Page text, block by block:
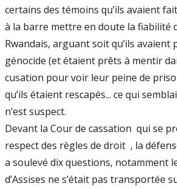
certains des témoins qu’ils avaient
à la barre mettre en doute la fiabilité
Rwandais, ar­guant soit qu’ils avaient
génocide (et étaient prêts à mentir
cusation pour voir leur peine de
qu’ils étaient rescapés... ce qui
n’est suspect.
Devant la Cour de cassation ­ qui se
respect des règles de droit ­ , la
a soulevé dix ques­tions, notamment
d’Assises ne s’était pas transportée